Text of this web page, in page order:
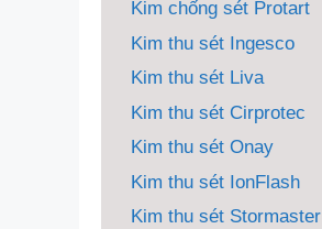
Kim chống sét Protart
Kim thu sét Ingesco
Kim thu sét Liva
Kim thu sét Cirprotec
Kim thu sét Onay
Kim thu sét IonFlash
Kim thu sét Stormaster